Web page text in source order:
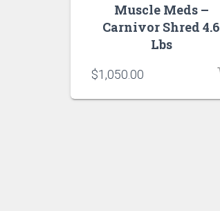
Muscle Meds –
Carnivor Shred 4.6
Lbs
$1,050.00